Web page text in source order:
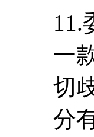
11.
一
切
分